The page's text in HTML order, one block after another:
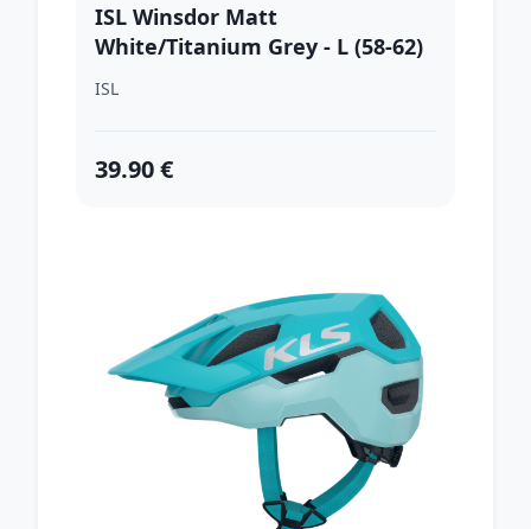
ISL Winsdor Matt
White/Titanium Grey - L (58-62)
ISL
39.90 €